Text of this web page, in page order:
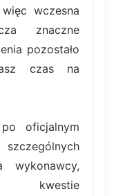
wczesna
znaczne
pozostało
czas na
oficjalnym
wykonawcy,
kwestie